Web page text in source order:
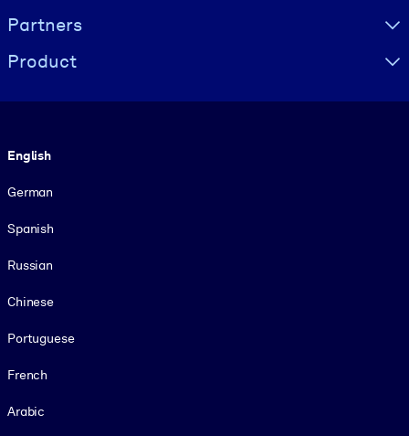
Partners
Product
English
German
Spanish
Russian
Chinese
Portuguese
French
Arabic